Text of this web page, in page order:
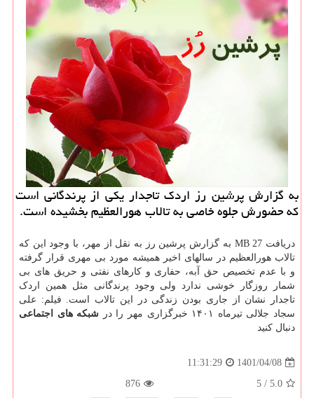
به گزارش پرشین رز اردک تاجدار یکی از پرندگانی است
که حضورش جلوه خاصی به تالاب هورالعظیم بخشیده است.
دریافت 27 MB به گزارش پرشین رز به نقل از مهر، با وجود این که
تالاب هورالعظیم در سالهای اخیر همیشه مورد بی مهری قرار گرفته
و با عدم تخصیص حق آبه، حفاری و کارهای نفتی و حریق های بی
شمار روزگار خوشی ندارد ولی وجود پرندگانی مثل همین اردک
تاجدار نشان از جاری بودن زندگی در این تالاب است. فیلم: علی
سجاد جلالی تیرماه ۱۴۰۱ خبرگزاری مهر را در
شبکه های اجتماعی
دنبال کنید
1401/04/08
11:31:29
5.0
/
5
876